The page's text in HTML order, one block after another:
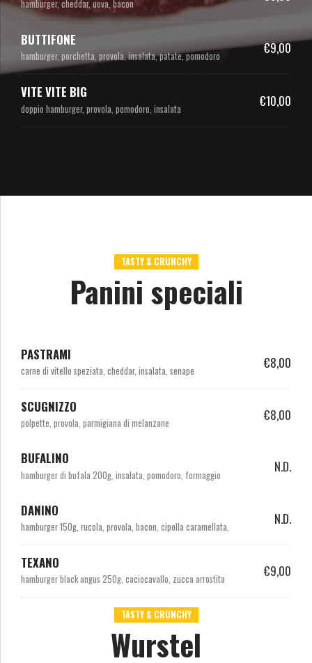
hamburger, cheddar, uova, bacon
BUTTIFONE
hamburger, porchetta, provola, insalata, patate, pomodoro €9,00
VITE VITE BIG
doppio hamburger, provola, pomodoro, insalata €10,00
TASTY & CRUNCHY
Panini speciali
PASTRAMI
carne di vitello speziata, cheddar, insalata, senape €8,00
SCUGNIZZO
polpette, provola, parmigiana di melanzane €8,00
BUFALINO
hamburger di bufala 200g, insalata, pomodoro, formaggio N.D.
DANINO
hamburger 150g, rucola, provola, bacon, cipolla caramellata, N.D.
TEXANO
hamburger black angus 250g, caciocavallo, zucca arrostita €9,00
TASTY & CRUNCHY
Wurstel